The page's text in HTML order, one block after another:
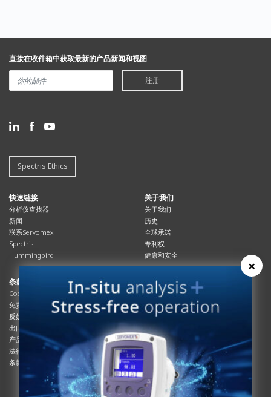
直接在收件箱中获取最新的产品新闻和视图
注册
Spectris Ethics
快速链接
分析仪查找器
新闻
联系Servomex
Spectris
Hummingbird
关于我们
关于我们
历史
全球承诺
专利权
健康和安全
条款与合规
Cookies政策
免责声明
反奴隶制立法
出口管制
产品合规
法律和隐私声明
条款及细则
资源资源
总览
杂志
系统信息
产品手册
说明书
服务信息
白皮书
条款和条件
×